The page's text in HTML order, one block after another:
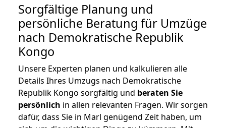
Sorgfältige Planung und
persönliche Beratung für Umzüge
nach Demokratische Republik
Kongo
Unsere Experten planen und kalkulieren alle
Details Ihres Umzugs nach Demokratische
Republik Kongo sorgfältig und beraten Sie
persönlich in allen relevanten Fragen. Wir sorgen
dafür, dass Sie in Marl genügend Zeit haben, um